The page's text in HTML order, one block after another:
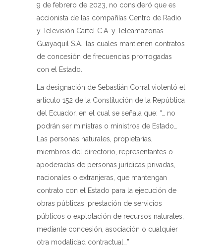
9 de febrero de 2023, no consideró que es
accionista de las compañías Centro de Radio
y Televisión Cartel C.A. y Teleamazonas
Guayaquil S.A., las cuales mantienen contratos
de concesión de frecuencias prorrogadas
con el Estado.
La designación de Sebastián Corral violentó el
artículo 152 de la Constitución de la República
del Ecuador, en el cual se señala que: “… no
podrán ser ministras o ministros de Estado…
Las personas naturales, propietarias,
miembros del directorio, representantes o
apoderadas de personas jurídicas privadas,
nacionales o extranjeras, que mantengan
contrato con el Estado para la ejecución de
obras públicas, prestación de servicios
públicos o explotación de recursos naturales,
mediante concesión, asociación o cualquier
otra modalidad contractual…”